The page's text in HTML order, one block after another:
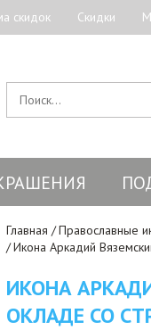
скидок Скидки
Главная
Православные
Икона Аркадий
ИКОНА
ОКЛАДЕ СО